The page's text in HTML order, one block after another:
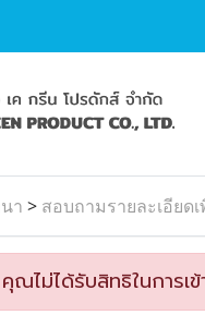
า > สอบถามรายละเอียด
ณไม่ได้รับสิทธิในการเ